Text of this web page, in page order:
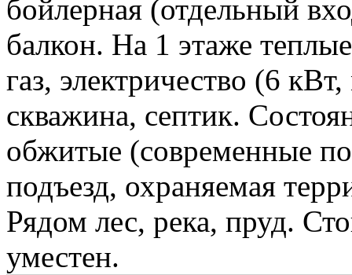
бойлерная (отдельный
балкон. На 1 этаже
газ, электричество (6
скважина, септик.
обжитые (современные
подъезд, охраняемая
Рядом лес, река, пруд.
уместен.